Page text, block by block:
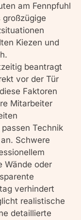
am Fennpfuhl
Kiezen und
beantragt
vor der Tür
Faktoren
Mitarbeiter
Technik
Schwere
Wände oder
verhindert
realistische
detaillierte